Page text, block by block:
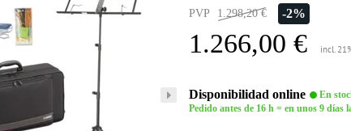
PVP 1.298,20 € -2%
1.266,00 € incl.
Disponibilidad online
En
Pedido antes de 16 h = en unos 9 días